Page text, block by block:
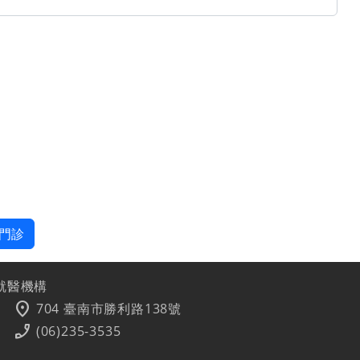
診
醫機構
location_on 704 臺南市勝利路138號
phone_enabled (06)235-3535